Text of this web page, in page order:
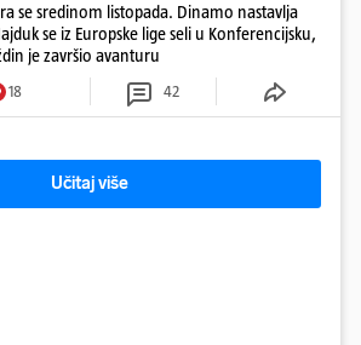
se sredinom listopada. Dinamo nastavlja
se iz Europske lige seli u Konferencijsku,
je završio avanturu
18 42
Učitaj više